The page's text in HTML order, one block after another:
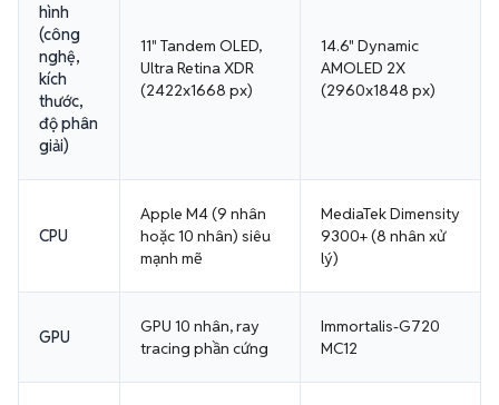
hình
(công
nghệ,
kích
thước,
độ phân
giải)
11" Tandem OLED,
Ultra Retina XDR
(2422x1668 px)
14.6" Dynamic
AMOLED 2X
(2960x1848 px)
CPU
Apple M4 (9 nhân
hoặc 10 nhân) siêu
mạnh mẽ
MediaTek Dimensity
9300+ (8 nhân xử
lý)
GPU
GPU 10 nhân, ray
tracing phần cứng
Immortalis-G720
MC12